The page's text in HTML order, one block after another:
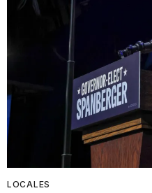
LOCALES